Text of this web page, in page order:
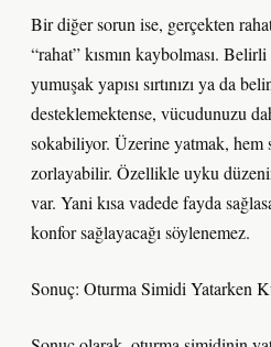
Bir diğer sorun ise, gerçekten
“rahat” kısmın kaybolması.
yumuşak yapısı sırtınızı ya da
desteklemektense, vücudunuzu
sokabiliyor. Üzerine yatmak, hem
zorlayabilir. Özellikle uyku
var. Yani kısa vadede fayda
konfor sağlayacağı söylenemez.
Sonuç: Oturma Simidi Yatarken